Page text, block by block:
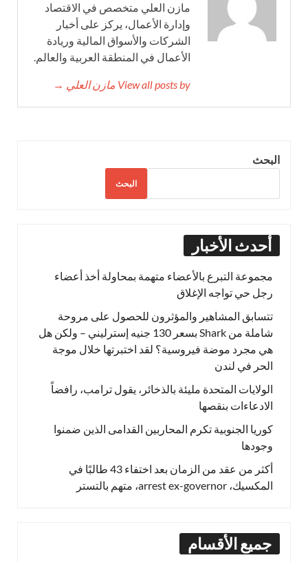
مازن العلي متخصص في الاقتصاد
وإدارة الأعمال، يركز على أخبار
الشركات والأسواق المالية وريادة
الأعمال في المنطقة العربية والعالم.
View all posts by مازن العلي →
البحث
البحث
أحدث الأخبار
مجموعة التبرع بالأعضاء متهمة بمحاولة أخذ أعضاء
رجل حي تواجه الإغلاق
تتسابق المشاهير والمؤثرون للحصول على مروحة
شاملة من Shark بسعر 130 جنيه إسترليني – ولكن هل
هي مجرد موضة فيروسية؟ لقد اختبرتها خلال موجة
الحر في لندن
الولايات المتحدة مليئة بالذخائر، يقول ترامب، رافضاً
الادعاءات بنقصها
كوريا الجنوبية تكرم المحاربين القدامى الذين ضمنوا
وجودها
أكثر من عقد من الزمان بعد اختفاء 43 طالبًا في
المكسيك، arrest ex-governor، متهم بالتستر
جميع الأقسام